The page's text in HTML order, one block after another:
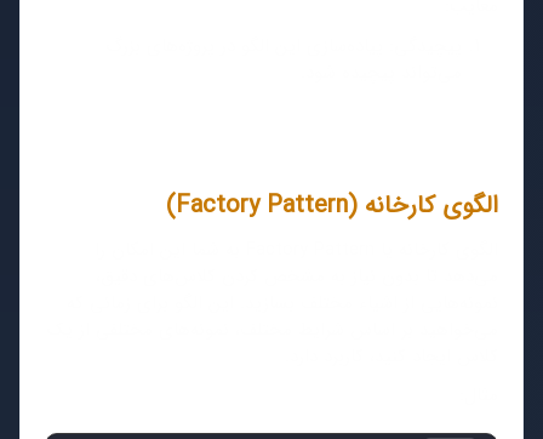
الگوی کارخانه (Factory Pattern)